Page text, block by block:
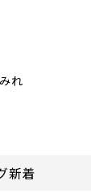
れ
新着